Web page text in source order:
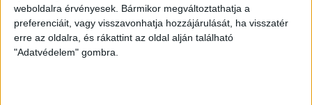
weboldalra érvényesek. Bármikor megváltoztathatja a
preferenciáit, vagy visszavonhatja hozzájárulását, ha visszatér
erre az oldalra, és rákattint az oldal alján található
"Adatvédelem" gombra.